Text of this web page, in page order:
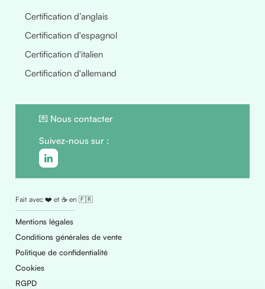
Certification d’anglais
Certification d'espagnol
Certification d'italien
Certification d'allemand
💌 Nous contacter
Suivez-nous sur :
Fait avec ❤️ et ☕ en 🇫🇷
Mentions légales
Conditions générales de vente
Politique de confidentialité
Cookies
RGPD